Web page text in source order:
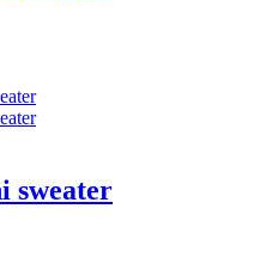
sweater